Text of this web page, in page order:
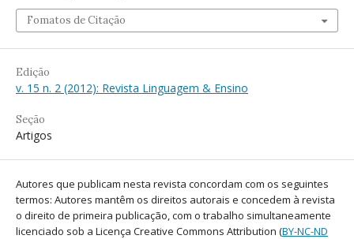
Fomatos de Citação
Edição
v. 15 n. 2 (2012): Revista Linguagem & Ensino
Seção
Artigos
Autores que publicam nesta revista concordam com os seguintes
termos: Autores mantêm os direitos autorais e concedem à revista
o direito de primeira publicação, com o trabalho simultaneamente
licenciado sob a Licença Creative Commons Attribution (BY-NC-ND